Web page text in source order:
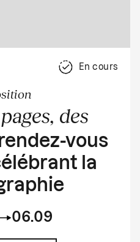
En cours
des
vous
la
06.09